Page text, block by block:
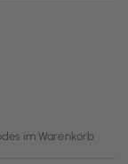
im Warenkorb